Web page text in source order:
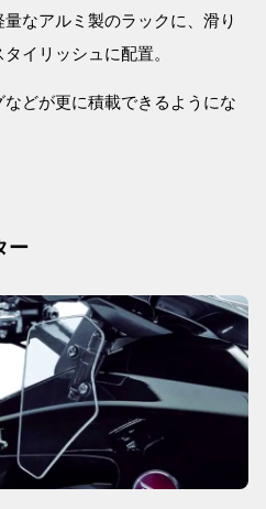
なアルミ製のラックに、滑り
イリッシュに配置。
どが更に積載できるようにな
ー